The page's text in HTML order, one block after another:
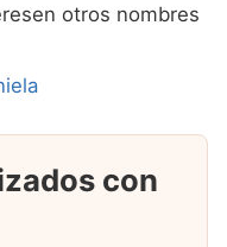
otros nombres
con